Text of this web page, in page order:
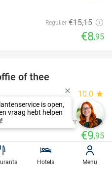
Regulier €15,15
€8,95
of thee
10.0 star
Regulier €17
€9,95
favorite_border
Hotels Menu